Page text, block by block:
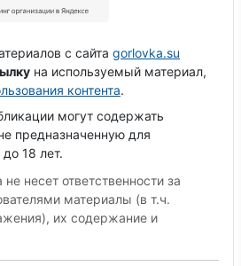
с сайта gorlovka.su
на используемый материал,
контента.
могут содержать
предназначенную для
до 18 лет.
несет ответственности за
материалы (в т.ч.
их содержание и